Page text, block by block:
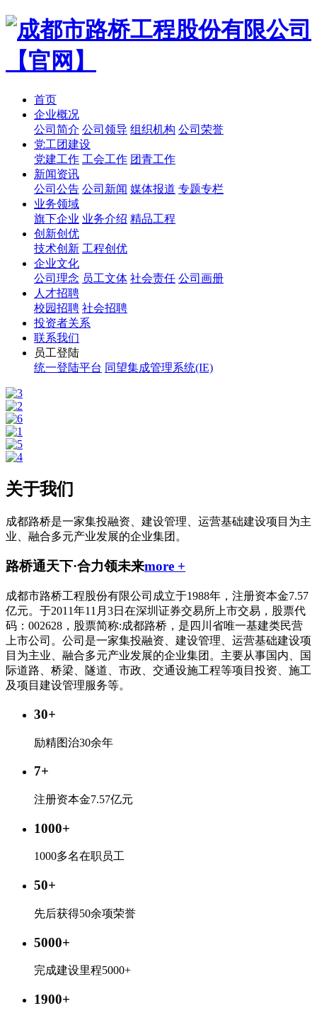
首页
企业概况
公司简介 公司领导 组织机构 公司荣誉
党工团建设
党建工作 工会工作 团青工作
新闻资讯
公司公告 公司新闻 媒体报道 专题专栏
业务领域
旗下企业 业务介绍 精品工程
创新创优
技术创新 工程创优
企业文化
公司理念 员工文体 社会责任 公司画册
人才招聘
校园招聘 社会招聘
投资者关系
联系我们
员工登陆
统一登陆平台 同望集成管理系统(IE)
关于我们
成都路桥是一家集投融资、建设管理、运营基础建设项目为主
业、融合多元产业发展的企业集团。
路桥通天下·合力领未来more +
成都市路桥工程股份有限公司成立于1988年，注册资本金7.57
亿元。于2011年11月3日在深圳证券交易所上市交易，股票代
码：002628，股票简称:成都路桥，是四川省唯一基建类民营
上市公司。公司是一家集投融资、建设管理、运营基础建设项
目为主业、融合多元产业发展的企业集团。主要从事国内、国
际道路、桥梁、隧道、市政、交通设施工程等项目投资、施工
及项目建设管理服务等。
30+
励精图治30余年
7+
注册资本金7.57亿元
1000+
1000多名在职员工
50+
先后获得50余项荣誉
5000+
完成建设里程5000+
1900+